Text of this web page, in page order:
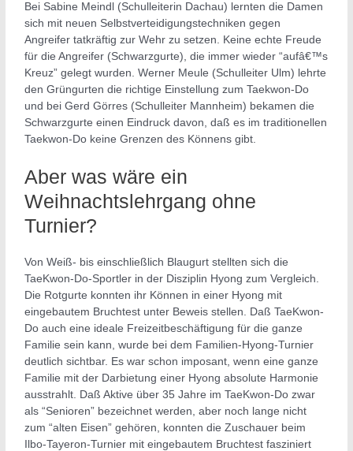
Bei Sabine Meindl (Schulleiterin Dachau) lernten die Damen
sich mit neuen Selbstverteidigungstechniken gegen
Angreifer tatkräftig zur Wehr zu setzen. Keine echte Freude
für die Angreifer (Schwarzgurte), die immer wieder “aufâ€™s
Kreuz” gelegt wurden. Werner Meule (Schulleiter Ulm) lehrte
den Grüngurten die richtige Einstellung zum Taekwon-Do
und bei Gerd Görres (Schulleiter Mannheim) bekamen die
Schwarzgurte einen Eindruck davon, daß es im traditionellen
Taekwon-Do keine Grenzen des Könnens gibt.
Aber was wäre ein
Weihnachtslehrgang ohne
Turnier?
Von Weiß- bis einschließlich Blaugurt stellten sich die
TaeKwon-Do-Sportler in der Disziplin Hyong zum Vergleich.
Die Rotgurte konnten ihr Können in einer Hyong mit
eingebautem Bruchtest unter Beweis stellen. Daß TaeKwon-
Do auch eine ideale Freizeitbeschäftigung für die ganze
Familie sein kann, wurde bei dem Familien-Hyong-Turnier
deutlich sichtbar. Es war schon imposant, wenn eine ganze
Familie mit der Darbietung einer Hyong absolute Harmonie
ausstrahlt. Daß Aktive über 35 Jahre im TaeKwon-Do zwar
als “Senioren” bezeichnet werden, aber noch lange nicht
zum “alten Eisen” gehören, konnten die Zuschauer beim
Ilbo-Tayeron-Turnier mit eingebautem Bruchtest fasziniert